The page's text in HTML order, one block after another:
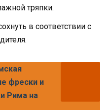
тряпки.
в соответствии с
фрески и
Рима на